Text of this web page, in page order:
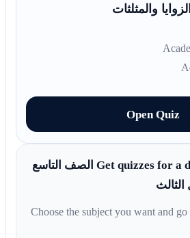
والمثلثات
Open Quiz
Get quizzes for a different subject in الصف التاسع
Choose the subject you want and